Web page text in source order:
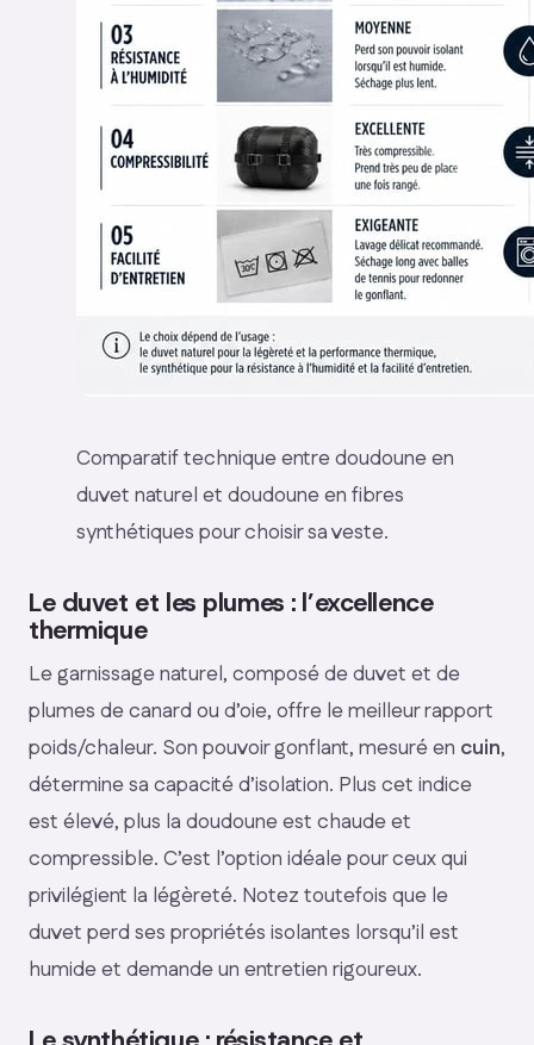
Comparatif technique entre doudoune en
duvet naturel et doudoune en fibres
synthétiques pour choisir sa veste.
Le duvet et les plumes : l’excellence
thermique
Le garnissage naturel, composé de duvet et de
plumes de canard ou d’oie, offre le meilleur rapport
poids/chaleur. Son pouvoir gonflant, mesuré en cuin,
détermine sa capacité d’isolation. Plus cet indice
est élevé, plus la doudoune est chaude et
compressible. C’est l’option idéale pour ceux qui
privilégient la légèreté. Notez toutefois que le
duvet perd ses propriétés isolantes lorsqu’il est
humide et demande un entretien rigoureux.